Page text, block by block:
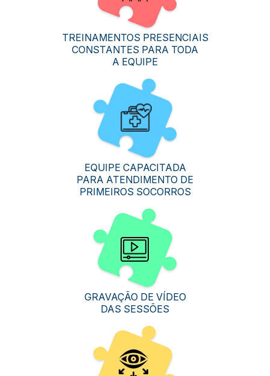
TREINAMENTOS PRESENCIAIS
CONSTANTES PARA TODA
A EQUIPE
EQUIPE CAPACITADA
PARA ATENDIMENTO DE
PRIMEIROS SOCORROS
GRAVAÇÃO DE VÍDEO
DAS SESSÕES